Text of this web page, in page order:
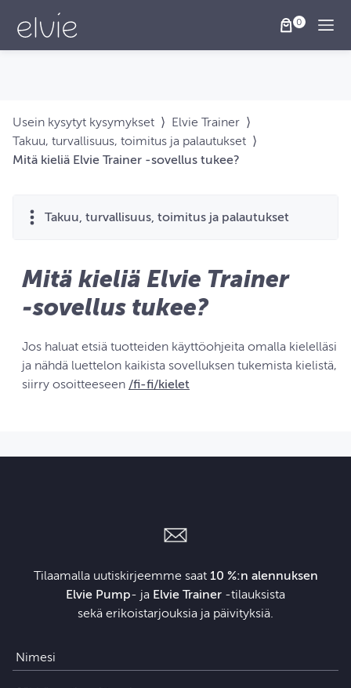
Usein kysytyt kysymykset ⟩ Elvie Trainer ⟩
Takuu, turvallisuus, toimitus ja palautukset ⟩
Mitä kieliä Elvie Trainer ‑sovellus tukee?
Takuu, turvallisuus, toimitus ja palautukset
Mitä kieliä Elvie Trainer
‑sovellus tukee?
Jos haluat etsiä tuotteiden käyttöohjeita omalla kielelläsi
ja nähdä luettelon kaikista sovelluksen tukemista kielistä,
siirry osoitteeseen /fi-fi/kielet
Tilaamalla uutiskirjeemme saat 10 %:n alennuksen
Elvie Pump- ja Elvie Trainer ‑tilauksista
sekä erikoistarjouksia ja päivityksiä.